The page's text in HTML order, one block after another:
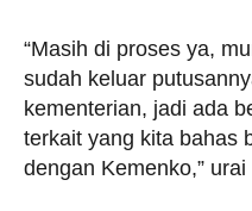
“Masih di proses ya,
sudah keluar
kementerian, jadi ada
terkait yang kita bahas
dengan Kemenko,” urai